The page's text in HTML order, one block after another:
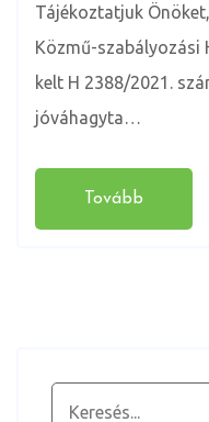
Tájékoztatjuk
Közmű-szabályozási
kelt H 2388/2021.
jóváhagyta…
Tovább